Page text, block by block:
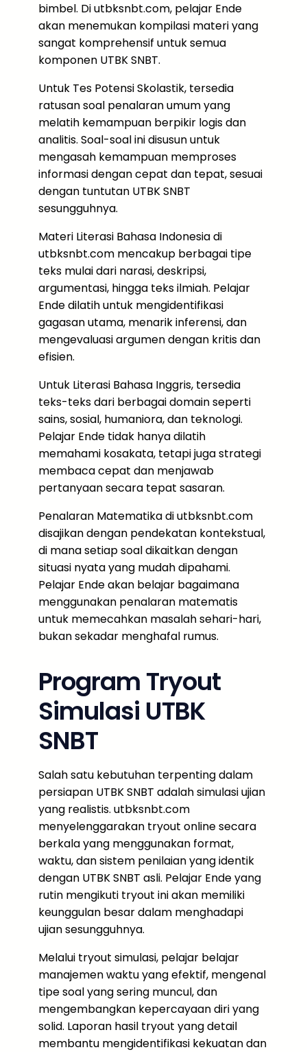
bimbel. Di utbksnbt.com, pelajar Ende
akan menemukan kompilasi materi yang
sangat komprehensif untuk semua
komponen UTBK SNBT.
Untuk Tes Potensi Skolastik, tersedia
ratusan soal penalaran umum yang
melatih kemampuan berpikir logis dan
analitis. Soal-soal ini disusun untuk
mengasah kemampuan memproses
informasi dengan cepat dan tepat, sesuai
dengan tuntutan UTBK SNBT
sesungguhnya.
Materi Literasi Bahasa Indonesia di
utbksnbt.com mencakup berbagai tipe
teks mulai dari narasi, deskripsi,
argumentasi, hingga teks ilmiah. Pelajar
Ende dilatih untuk mengidentifikasi
gagasan utama, menarik inferensi, dan
mengevaluasi argumen dengan kritis dan
efisien.
Untuk Literasi Bahasa Inggris, tersedia
teks-teks dari berbagai domain seperti
sains, sosial, humaniora, dan teknologi.
Pelajar Ende tidak hanya dilatih
memahami kosakata, tetapi juga strategi
membaca cepat dan menjawab
pertanyaan secara tepat sasaran.
Penalaran Matematika di utbksnbt.com
disajikan dengan pendekatan kontekstual,
di mana setiap soal dikaitkan dengan
situasi nyata yang mudah dipahami.
Pelajar Ende akan belajar bagaimana
menggunakan penalaran matematis
untuk memecahkan masalah sehari-hari,
bukan sekadar menghafal rumus.
Program Tryout
Simulasi UTBK
SNBT
Salah satu kebutuhan terpenting dalam
persiapan UTBK SNBT adalah simulasi ujian
yang realistis. utbksnbt.com
menyelenggarakan tryout online secara
berkala yang menggunakan format,
waktu, dan sistem penilaian yang identik
dengan UTBK SNBT asli. Pelajar Ende yang
rutin mengikuti tryout ini akan memiliki
keunggulan besar dalam menghadapi
ujian sesungguhnya.
Melalui tryout simulasi, pelajar belajar
manajemen waktu yang efektif, mengenal
tipe soal yang sering muncul, dan
mengembangkan kepercayaan diri yang
solid. Laporan hasil tryout yang detail
membantu mengidentifikasi kekuatan dan